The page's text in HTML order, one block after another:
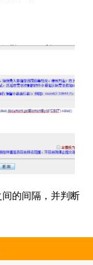
的间隔，并判断